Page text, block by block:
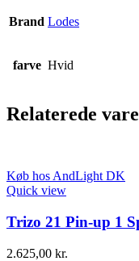
Brand Lodes
farve Hvid
Relaterede
Køb hos AndLight DK
Quick view
Trizo 21 Pin-up 1
2.625,00 kr.